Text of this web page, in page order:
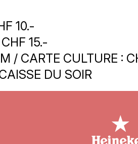
10.-
15.-
/ CARTE CULTURE :
DU SOIR